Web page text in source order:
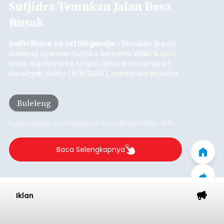
Sutjidra Temukan Jalan Desa
Rusak
balitribune.co.id I Singaraja - Blusukan Bupati
Buleleng Nyoman Sutjidra bersama Wakil Bupati
Gede Supriatna ke empat desa di Kecamatan
Gerokgak, Sabtu (8/8/2026), membuka sejumlah
jalan desa yang rusak hingga potensi pertanian
yang belum optimal, semuanya menjadi
perhatian pemerintah daerah.
Buleleng
Baca Selengkapnya
Iklan